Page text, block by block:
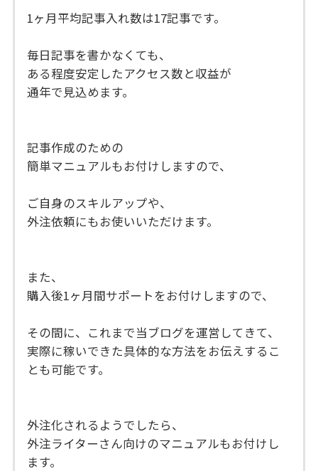
1ヶ月平均記事入れ数は17記事です。
毎日記事を書かなくても、
ある程度安定したアクセス数と収益が
通年で見込めます。
記事作成のための
簡単マニュアルもお付けしますので、
ご自身のスキルアップや、
外注依頼にもお使いいただけます。
また、
購入後1ヶ月間サポートをお付けしますので、
その間に、これまで当ブログを運営してきて、
実際に稼いできた具体的な方法をお伝えするこ
とも可能です。
外注化されるようでしたら、
外注ライターさん向けのマニュアルもお付けし
ます。